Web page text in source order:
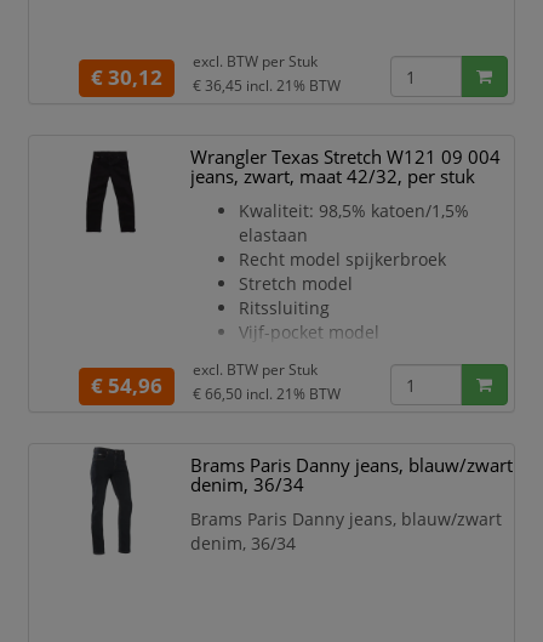
€ 30,12
excl. BTW per Stuk
€ 36,45 incl. 21% BTW
Wrangler Texas Stretch W121 09 004
jeans, zwart, maat 42/32, per stuk
Kwaliteit: 98,5% katoen/1,5%
elastaan
Recht model spijkerbroek
Stretch model
Ritssluiting
Vijf-pocket model
Lengtemaat: 32
€ 54,96
excl. BTW per Stuk
€ 66,50 incl. 21% BTW
Brams Paris Danny jeans, blauw/zwart
denim, 36/34
Brams Paris Danny jeans, blauw/zwart
denim, 36/34